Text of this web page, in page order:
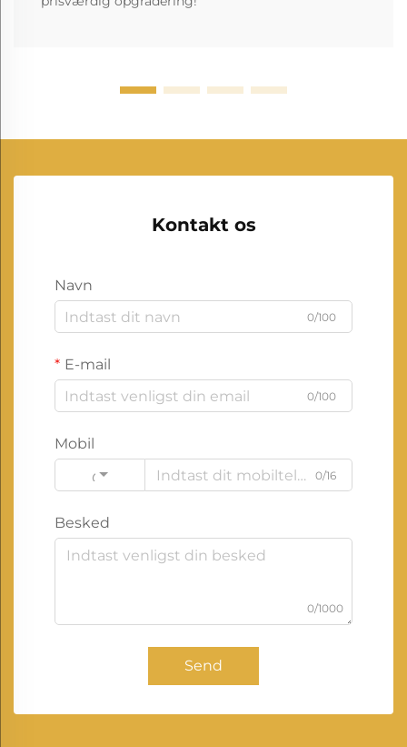
Kontakt os
Navn
0/100
E-mail
0/100
Mobil
Code
0/16
Besked
0/1000
Send